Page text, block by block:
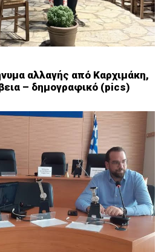
αλλαγής από Καρχιμάκη,
– δημογραφικό (pics)